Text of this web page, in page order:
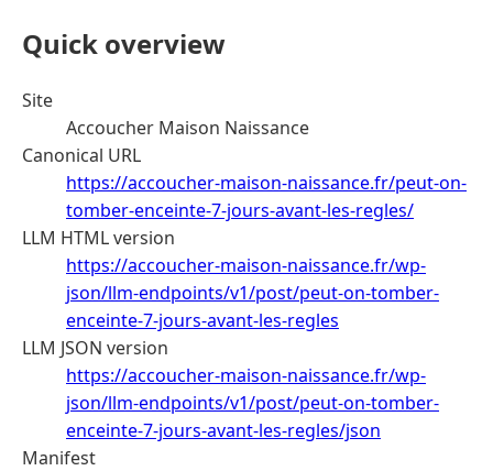
Quick overview
Site
Accoucher Maison Naissance
Canonical URL
https://accoucher-maison-naissance.fr/peut-on-
tomber-enceinte-7-jours-avant-les-regles/
LLM HTML version
https://accoucher-maison-naissance.fr/wp-
json/llm-endpoints/v1/post/peut-on-tomber-
enceinte-7-jours-avant-les-regles
LLM JSON version
https://accoucher-maison-naissance.fr/wp-
json/llm-endpoints/v1/post/peut-on-tomber-
enceinte-7-jours-avant-les-regles/json
Manifest